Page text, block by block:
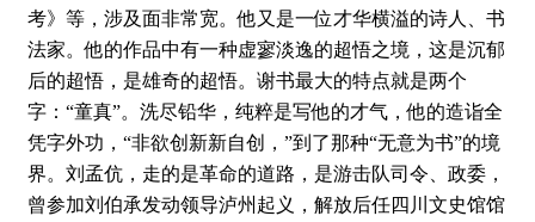
考》等，涉及面非常宽。他又是一位才华横溢的诗人、书
法家。他的作品中有一种虚寥淡逸的超悟之境，这是沉郁
后的超悟，是雄奇的超悟。谢书最大的特点就是两个
字：“童真”。洗尽铅华，纯粹是写他的才气，他的造诣全
凭字外功，“非欲创新新自创，”到了那种“无意为书”的境
界。刘孟伉，走的是革命的道路，是游击队司令、政委，
曾参加刘伯承发动领导泸州起义，解放后任四川文史馆馆